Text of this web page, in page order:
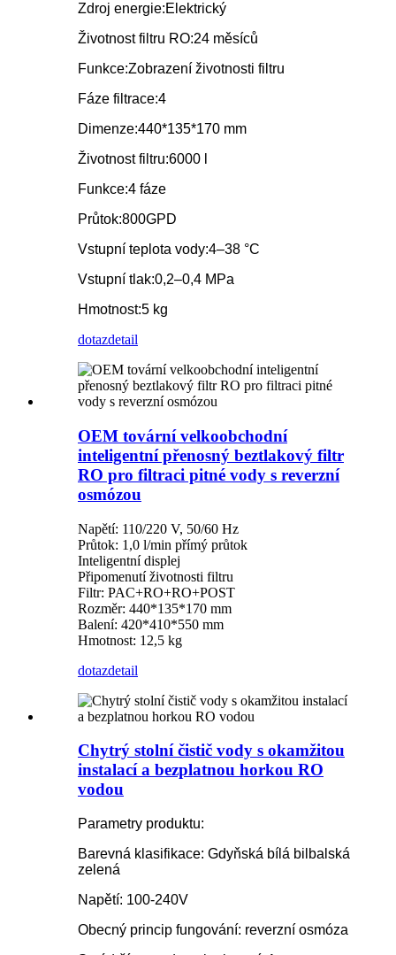
Zdroj energie:Elektrický
Životnost filtru RO:24 měsíců
Funkce:Zobrazení životnosti filtru
Fáze filtrace:4
Dimenze:440*135*170 mm
Životnost filtru:6000 l
Funkce:4 fáze
Průtok:800GPD
Vstupní teplota vody:4–38 °C
Vstupní tlak:0,2–0,4 MPa
Hmotnost:5 kg
dotazdetail
OEM tovární velkoobchodní
inteligentní přenosný beztlakový filtr
RO pro filtraci pitné vody s reverzní
osmózou
Napětí: 110/220 V, 50/60 Hz
Průtok: 1,0 l/min přímý průtok
Inteligentní displej
Připomenutí životnosti filtru
Filtr: PAC+RO+RO+POST
Rozměr: 440*135*170 mm
Balení: 420*410*550 mm
Hmotnost: 12,5 kg
dotazdetail
Chytrý stolní čistič vody s okamžitou
instalací a bezplatnou horkou RO
vodou
Parametry produktu:
Barevná klasifikace: Gdyňská bílá bilbalská
zelená
Napětí: 100-240V
Obecný princip fungování: reverzní osmóza